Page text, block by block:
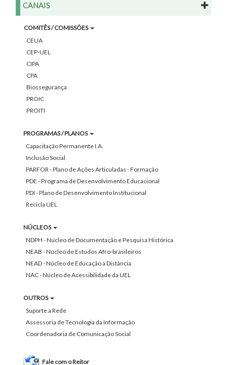
CANAIS
COMITÊS / COMISSÕES
CEUA
CEP-UEL
CIPA
CPA
Biossegurança
PROIC
PROITI
PROGRAMAS / PLANOS
Capacitação Permanente I.A.
Inclusão Social
PARFOR - Plano de Ações Articuladas - Formação
PDE - Programa de Desenvolvimento Educacional
PDI - Plano de Desenvolvimento Institucional
Recicla UEL
NÚCLEOS
NDPH - Núcleo de Documentação e Pesquisa Histórica
NEAB - Núcleo de Estudos Afro-brasileiros
NEAD - Núcleo de Educação a Distância
NAC - Núcleo de Acessibilidade da UEL
OUTROS
Suporte a Rede
Assessoria de Tecnologia da Informação
Coordenadoria de Comunicação Social
Fale com o Reitor